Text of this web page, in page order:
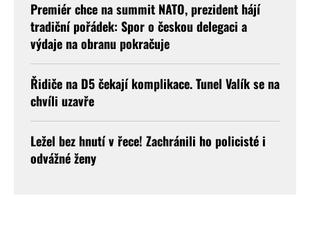
Premiér chce na summit NATO, prezident hájí
tradiční pořádek: Spor o českou delegaci a
výdaje na obranu pokračuje
Řidiče na D5 čekají komplikace. Tunel Valík se na
chvíli uzavře
Ležel bez hnutí v řece! Zachránili ho policisté i
odvážné ženy